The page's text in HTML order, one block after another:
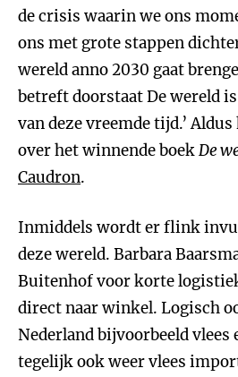
de crisis waarin we ons
ons met grote stappen
wereld anno 2030 gaat
betreft doorstaat De wereld
van deze vreemde tijd.’
over het winnende boekDe
Caudron.
Inmiddels wordt er flink
deze wereld. Barbara
Buitenhof voor korte
direct naar winkel. Logisch
Nederland bijvoorbeeld vlees
tegelijk ook weer vlees